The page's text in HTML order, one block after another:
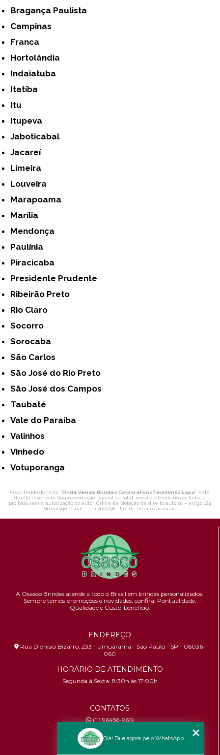
Bragança Paulista
Campinas
Franca
Hortolândia
Indaiatuba
Itatiba
Itu
Itupeva
Jaboticabal
Jacareí
Limeira
Louveira
Marapoama
Marília
Mendonça
Paulínia
Piracicaba
Presidente Prudente
Ribeirão Preto
Rio Claro
Socorro
Sorocaba
São Carlos
São José do Rio Preto
São José dos Campos
Taubaté
Vale do Paraíba
Valinhos
Vinhedo
Votuporanga
O conteúdo do texto "Onde Vende Brindes Corporativos Femininos Lapa" é de
direito reservado. Sua reprodução, parcial ou total, mesmo citando nossos links, é
proibida sem a autorização do autor. Crime de violação de direito autoral – artigo 184
do Código Penal – Lei 9610/98 - Lei de direitos autorais.
A Osasco Brindes atende a todo o Brasil em brindes personalizados.
Sempre temos promoções e novidades, confira! Pontualidade,
Qualidade e Custo-benefício.
ENDEREÇO
Rua Dionísio Bizarro, 233 - Umuarama - São Paulo - SP - 06036-
060
HORÁRIO DE ATENDIMENTO
Segunda à Sexta: 8:30h às 17:00h
CONTATOS
(11) 96456-9619
contato@osascobrindes.com.br
CNPJ:26.434.153/0001-30
Olá! Fale agora pelo WhatsApp